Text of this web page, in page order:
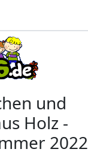
und
Holz -
2022